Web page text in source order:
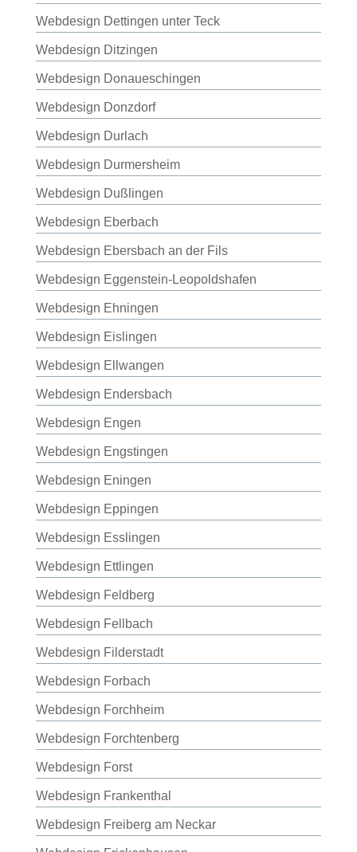
Webdesign Dettingen unter Teck
Webdesign Ditzingen
Webdesign Donaueschingen
Webdesign Donzdorf
Webdesign Durlach
Webdesign Durmersheim
Webdesign Dußlingen
Webdesign Eberbach
Webdesign Ebersbach an der Fils
Webdesign Eggenstein-Leopoldshafen
Webdesign Ehningen
Webdesign Eislingen
Webdesign Ellwangen
Webdesign Endersbach
Webdesign Engen
Webdesign Engstingen
Webdesign Eningen
Webdesign Eppingen
Webdesign Esslingen
Webdesign Ettlingen
Webdesign Feldberg
Webdesign Fellbach
Webdesign Filderstadt
Webdesign Forbach
Webdesign Forchheim
Webdesign Forchtenberg
Webdesign Forst
Webdesign Frankenthal
Webdesign Freiberg am Neckar